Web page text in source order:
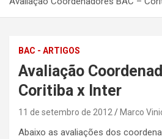
BAC - ARTIGOS
Avaliação
Coritiba x Inter
11 de setembro de 2012 Marco
Abaixo as avaliações dos